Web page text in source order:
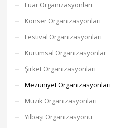
Fuar Organizasyonları
Konser Organizasyonları
Festival Organizasyonları
Kurumsal Organizasyonlar
Şirket Organizasyonları
Mezuniyet Organizasyonları
Müzik Organizasyonları
Yılbaşı Organizasyonu